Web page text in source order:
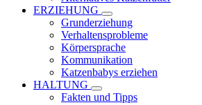
ERZIEHUNG
Grunderziehung
Verhaltensprobleme
Körpersprache
Kommunikation
Katzenbabys erziehen
HALTUNG
Fakten und Tipps